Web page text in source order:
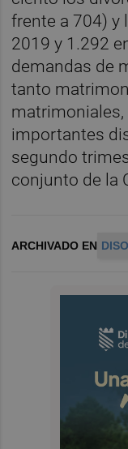
frente a 704) y
2019 y 1.292
demandas de
tanto
importantes
segundo
conjunto de la
ARCHIVADO EN